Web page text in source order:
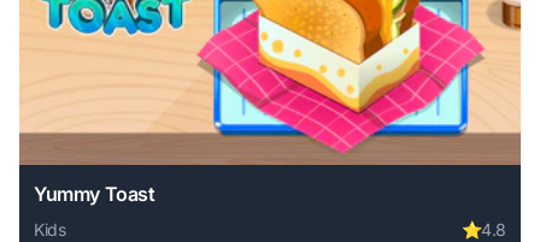
Yummy Toast
Kids ⭐4.8